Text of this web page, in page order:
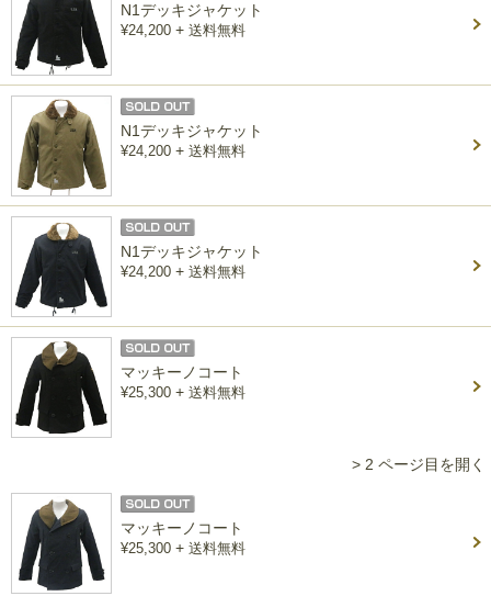
N1デッキジャケット
¥24,200 + 送料無料
N1デッキジャケット
¥24,200 + 送料無料
N1デッキジャケット
¥24,200 + 送料無料
マッキーノコート
¥25,300 + 送料無料
> 2 ページ目を開く
マッキーノコート
¥25,300 + 送料無料